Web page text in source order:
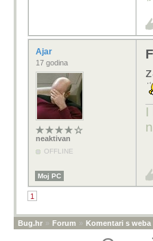
Ajar
17 godina
neaktivan
OFFLINE
I
Moj PC
1
Bug.hr » Forum » Komentari s weba